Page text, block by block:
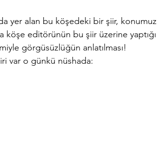
editörünün bu şiir üzerine yaptığı
görgüsüzlüğün anlatılması!
var o günkü nüshada: